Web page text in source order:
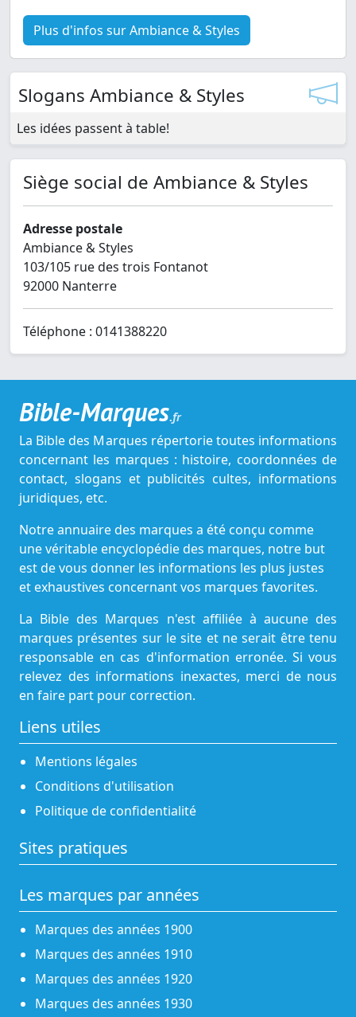
Plus d'infos sur Ambiance & Styles
Slogans Ambiance & Styles
Les idées passent à table!
Siège social de Ambiance & Styles
Adresse postale
Ambiance & Styles
103/105 rue des trois Fontanot
92000 Nanterre
Téléphone : 0141388220
Bible-Marques.fr
La Bible des Marques répertorie toutes informations
concernant les marques : histoire, coordonnées de
contact, slogans et publicités cultes, informations
juridiques, etc.
Notre annuaire des marques a été conçu comme
une véritable encyclopédie des marques, notre but
est de vous donner les informations les plus justes
et exhaustives concernant vos marques favorites.
La Bible des Marques n'est affiliée à aucune des
marques présentes sur le site et ne serait être tenu
responsable en cas d'information erronée. Si vous
relevez des informations inexactes, merci de nous
en faire part pour correction.
Liens utiles
Mentions légales
Conditions d'utilisation
Politique de confidentialité
Sites pratiques
Les marques par années
Marques des années 1900
Marques des années 1910
Marques des années 1920
Marques des années 1930